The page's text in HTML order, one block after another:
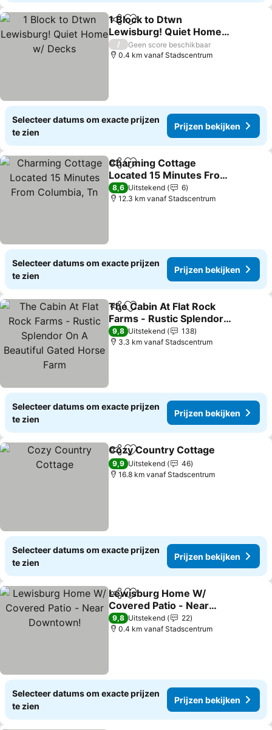
DelenToevoegen aan favorieten
1 Block to Dtwn
Lewisburg! Quiet Home
w/ Decks
Prijzen bekijken
/
Geen score beschikbaar
0.4 km vanaf Stadscentrum
Selecteer datums om exacte prijzen
te zien
Prijzen bekijken
DelenToevoegen aan favorieten
Charming Cottage
Located 15 Minutes From
Columbia, Tn
Prijzen bekijken
8,6 Uitstekend
6
12.3 km vanaf Stadscentrum
Selecteer datums om exacte prijzen
te zien
Prijzen bekijken
DelenToevoegen aan favorieten
The Cabin At Flat Rock
Farms - Rustic Splendor
On A Beautiful Gated
Horse Farm
Prijzen bekijken
9,8 Uitstekend
138
3.3 km vanaf Stadscentrum
Selecteer datums om exacte prijzen
te zien
Prijzen bekijken
DelenToevoegen aan favorieten
Cozy Country Cottage
9,9 Uitstekend
46
16.8 km vanaf Stadscentrum
Selecteer datums om exacte prijzen
te zien
Prijzen bekijken
DelenToevoegen aan favorieten
Lewisburg Home W/
Covered Patio - Near
Downtown!
Prijzen bekijken
9,8 Uitstekend
22
0.4 km vanaf Stadscentrum
Selecteer datums om exacte prijzen
te zien
Prijzen bekijken